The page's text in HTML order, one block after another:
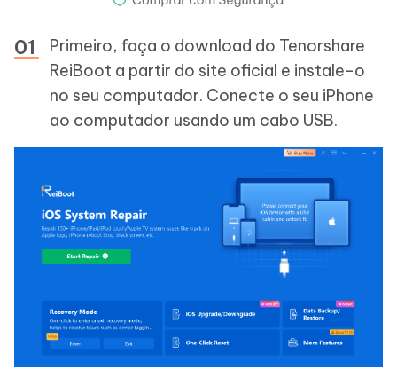
Primeiro, faça o download do Tenorshare
ReiBoot a partir do site oficial e instale-o
no seu computador. Conecte o seu iPhone
ao computador usando um cabo USB.